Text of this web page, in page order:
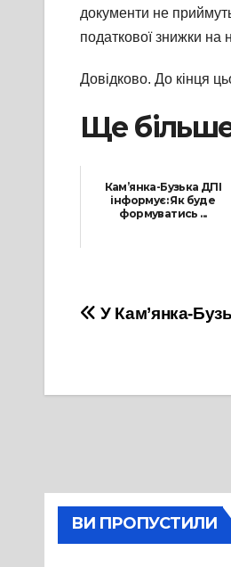
документи не
податкової знижки на
Довідково. До кінця
Ще
Кам’янка-Бузька ДПІ
інформує: Як буде
формуватись ...
Навігація
У Кам’янка-
ВИ ПРОПУСТИЛИ